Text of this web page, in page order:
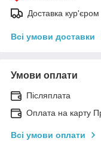
Доставка кур'єром
Всі умови доставки
Умови оплати
Післяплата
Оплата на карту
Всі умови оплати